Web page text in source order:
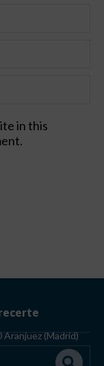
in this
(Madrid)